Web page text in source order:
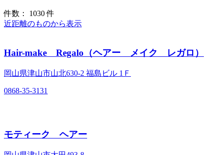
件数： 1030 件
近距離のものから表示
Hair-make Regalo（ヘアー メイク レガロ）
岡山県津山市山北630‐2 福島ビル 1Ｆ
0868-35-3131
モティーク ヘアー